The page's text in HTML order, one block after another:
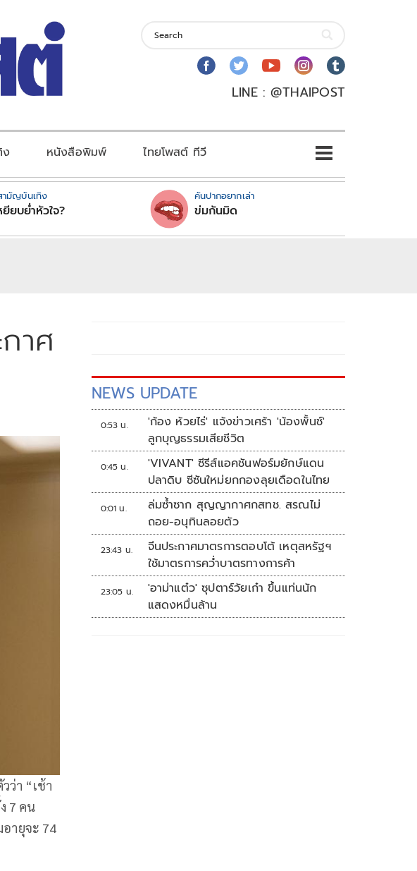
LINE : @THAIPOST
ง หนังสือพิมพ์ ไทยโพสต์ ทีวี
ามัญบันเทิง
ยียบย่ำหัวใจ?
คันปากอยากเล่า
ข่มกันมิด
าศ
ว่า “เช้า
7 คน
ายุจะ 74
NEWS UPDATE
0:53 น.
'ก้อง ห้วยไร่' แจ้งข่าวเศร้า 'น้องพั้นช์'
ลูกบุญธรรมเสียชีวิต
0:45 น.
'VIVANT' ซีรีส์แอคชันฟอร์มยักษ์แดน
ปลาดิบ ซีซันใหม่ยกกองลุยเดือดในไทย
0:01 น.
ล่มซ้ำซาก สุญญากาศกสทช. สรณไม่
ถอย-อนุทินลอยตัว
23:43 น.
จีนประกาศมาตรการตอบโต้ เหตุสหรัฐฯ
ใช้มาตรการคว่ำบาตรทางการค้า
23:05 น.
'อาม่าแต๋ว' ซุปตาร์วัยเก๋า ขึ้นแท่นนัก
แสดงหมื่นล้าน